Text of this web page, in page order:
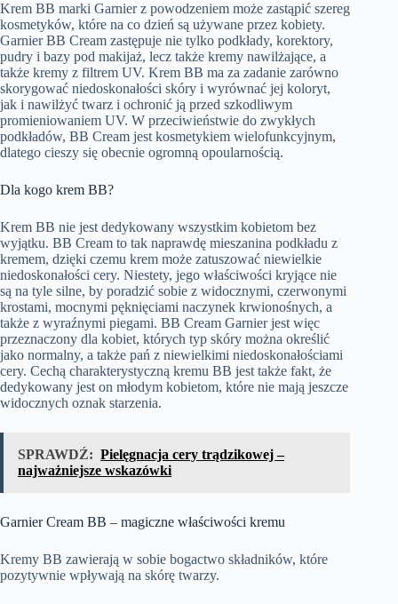
Krem BB marki Garnier z powodzeniem może zastąpić szereg
kosmetyków, które na co dzień są używane przez kobiety.
Garnier BB Cream zastępuje nie tylko podkłady, korektory,
pudry i bazy pod makijaż, lecz także kremy nawilżające, a
także kremy z filtrem UV. Krem BB ma za zadanie zarówno
skorygować niedoskonałości skóry i wyrównać jej koloryt,
jak i nawilżyć twarz i ochronić ją przed szkodliwym
promieniowaniem UV. W przeciwieństwie do zwykłych
podkładów, BB Cream jest kosmetykiem wielofunkcyjnym,
dlatego cieszy się obecnie ogromną opoularnością.
Dla kogo krem BB?
Krem BB nie jest dedykowany wszystkim kobietom bez
wyjątku. BB Cream to tak naprawdę mieszanina podkładu z
kremem, dzięki czemu krem może zatuszować niewielkie
niedoskonałości cery. Niestety, jego właściwości kryjące nie
są na tyle silne, by poradzić sobie z widocznymi, czerwonymi
krostami, mocnymi pęknięciami naczynek krwionośnych, a
także z wyraźnymi piegami. BB Cream Garnierjest więc
przeznaczony dla kobiet, których typ skóry można określić
jako normalny, a także pań z niewielkimi niedoskonałościami
cery. Cechą charakterystyczną kremu BB jest także fakt, że
dedykowany jest on młodym kobietom, które nie mają jeszcze
widocznych oznak starzenia.
SPRAWDŹ: Pielęgnacja cery trądzikowej –
najważniejsze wskazówki
Garnier Cream BB – magiczne właściwości kremu
Kremy BB zawierają w sobie bogactwo składników, które
pozytywnie wpływają na skórę twarzy.